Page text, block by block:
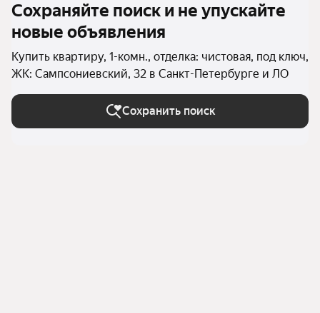
Сохраняйте поиск и не упускайте
новые объявления
Купить квартиру, 1-комн., отделка: чистовая, под ключ,
ЖК: Сампсониевский, 32 в Санкт-Петербурге и ЛО
Сохранить поиск